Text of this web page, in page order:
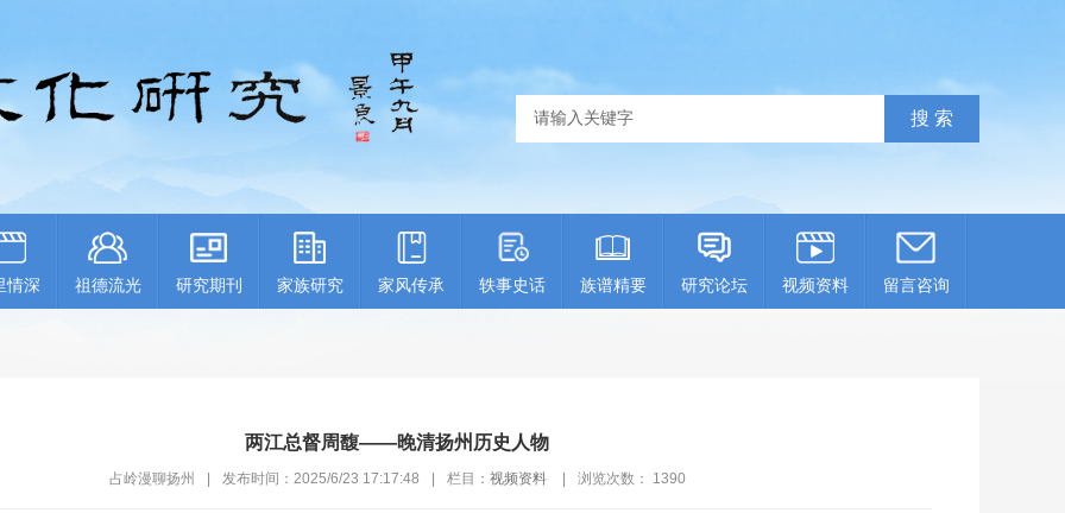
情深 祖德流光 研究期刊 家族研究 家风传承 轶事史话 族谱精要 研究论坛 视频资料 留言咨询
两江总督周馥——晚清扬州历史人物
占岭漫聊扬州 发布时间：2025/6/23 17:17:48 栏目： 视频资料 浏览次数： 1390